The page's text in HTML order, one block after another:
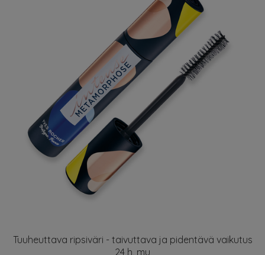
Tuuheuttava ripsiväri - taivuttava ja pidentävä vaikutus
24 h, mu